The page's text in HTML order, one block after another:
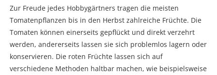
Zur Freude jedes Hobbygärtners tragen die meisten
Tomatenpflanzen bis in den Herbst zahlreiche Früchte. Die
Tomaten können einerseits gepflückt und direkt verzehrt
werden, andererseits lassen sie sich problemlos lagern oder
konservieren. Die roten Früchte lassen sich auf
verschiedene Methoden haltbar machen, wie beispielsweise